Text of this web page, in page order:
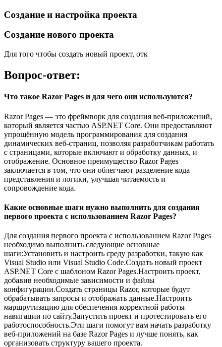
Создание и настройка проекта
Создание нового проекта
Для того чтобы создать новый проект, отк
Вопрос-ответ:
Что такое Razor Pages и для чего они используются?
Razor Pages — это фреймворк для создания веб-приложений,
который является частью ASP.NET Core. Они предоставляют
упрощённую модель программирования для создания
динамических веб-страниц, позволяя разработчикам работать
с страницами, которые включают и обработку данных, и
отображение. Основное преимущество Razor Pages
заключается в том, что они облегчают разделение кода
представления и логики, улучшая читаемость и
сопровождение кода.
Какие основные шаги нужно выполнить для создания
первого проекта с использованием Razor Pages?
Для создания первого проекта с использованием Razor Pages
необходимо выполнить следующие основные
шаги:Установить и настроить среду разработки, такую как
Visual Studio или Visual Studio Code.Создать новый проект
ASP.NET Core с шаблоном Razor Pages.Настроить проект,
добавив необходимые зависимости и файлы
конфигурации.Создать страницы Razor, которые будут
обрабатывать запросы и отображать данные.Настроить
маршрутизацию для обеспечения корректной работы
навигации по сайту.Запустить проект и протестировать его
работоспособность.Эти шаги помогут вам начать разработку
веб-приложений на базе Razor Pages и лучше понять, как
организовать структуру вашего проекта.